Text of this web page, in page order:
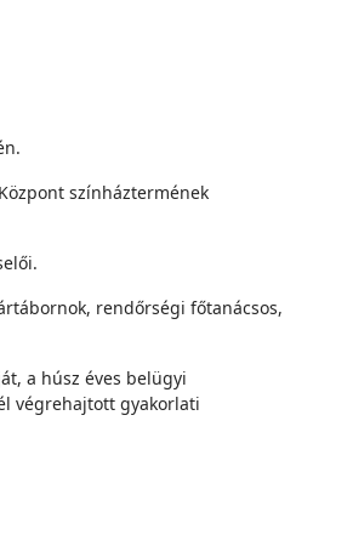
színháztermének
rendőrségi főtanácsos,
a húsz éves belügyi
végrehajtott gyakorlati